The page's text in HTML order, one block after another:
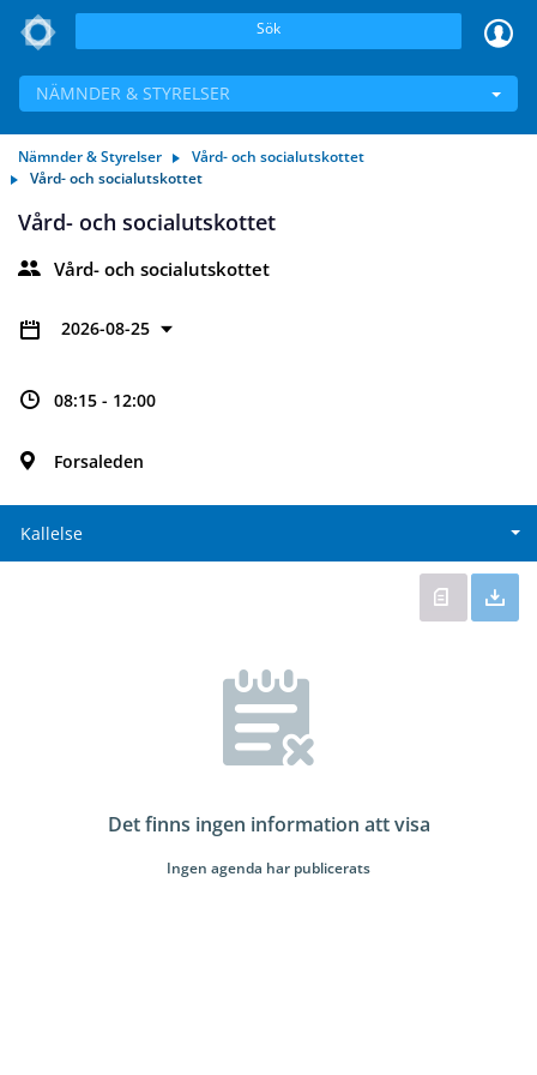
Sök
NÄMNDER & STYRELSER
Nämnder & Styrelser
Vård- och socialutskottet
Vård- och socialutskottet
Vård- och socialutskottet
Vård- och socialutskottet
2026-08-25
08:15 - 12:00
Forsaleden
Kallelse
Det finns ingen information att visa
Ingen agenda har publicerats